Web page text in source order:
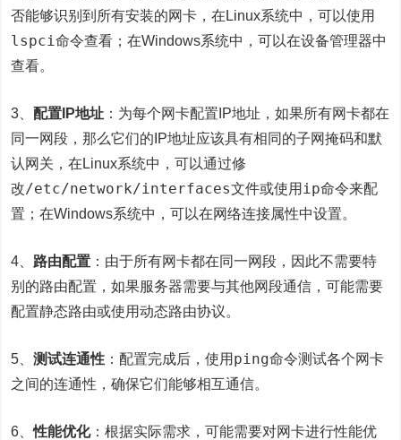
否能够识别到所有安装的网卡，在Linux系统中，可以使用
lspci命令查看；在Windows系统中，可以在设备管理器中
查看。
3、配置IP地址 ：为每个网卡配置IP地址，如果所有网卡都在
同一网段，那么它们的IP地址应该具有相同的子网掩码和默
认网关，在Linux系统中，可以通过修
改/etc/network/interfaces文件或使用 ip命令来配
置；在Windows系统中，可以在网络连接属性中设置。
4、 路由配置 ：由于所有网卡都在同一网段，因此不需要特
别的路由配置，如果服务器需要与其他网段通信，可能需要
配置静态路由或使用动态路由协议。
5、测试连通性 ：配置完成后，使用 ping命令测试各个网卡
之间的连通性，确保它们能够相互通信。
6、性能优化：根据实际需求，可能需要对网卡进行性能优